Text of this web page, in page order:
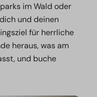
im Wald oder
und deinen
für herrliche
heraus, was am
und buche